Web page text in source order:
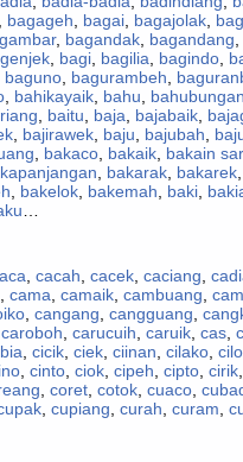
bagageh bagai, bagajolak,
, bagandak, bagandang
, bagi, bagilia bagindo,
baguno, bagurambeh
, bahikayaik, bahu
baitu baja bajabaik,
, bajirawek, baju bajubah
bakaco, bakaik, bakain
bakarak, bakarek
bakelok, bakemah baki,
cacah cacek, caciang
cama camaik, cambuang
, cangang cangguang
caroboh carucuih caruik, cas,
cicik, ciek, ciinan cilako,
, cinto, ciok, cipeh cipto, cirik
coret, cotok, cuaco,
, cupiang curah curam